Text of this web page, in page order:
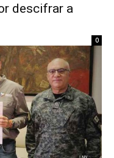
descifrar a
0